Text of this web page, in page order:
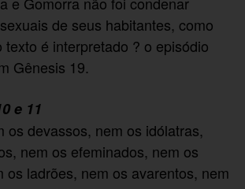
de seus habitantes, como
texto é interpretado ? o episódio
Gênesis 19.
e 11
os devassos, nem os idólatras,
nem os efeminados, nem os
os ladrões, nem os avarentos, nem